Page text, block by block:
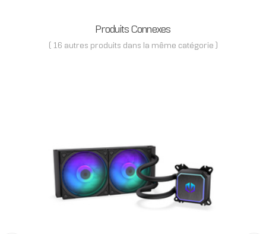
Produits Connexes
( 16 autres produits dans la même catégorie )